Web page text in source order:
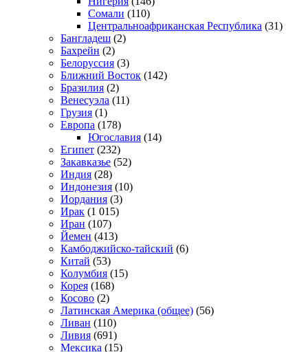
Сомали (110)
Центральноафриканская Республика (31)
Бангладеш (2)
Бахрейн (2)
Белоруссия (3)
Ближний Восток (142)
Бразилия (2)
Венесуэла (11)
Грузия (1)
Европа (178)
Югославия (14)
Египет (232)
Закавказье (52)
Индия (28)
Индонезия (10)
Иордания (3)
Ирак (1 015)
Иран (107)
Йемен (413)
Камбоджийско-тайский (6)
Китай (53)
Колумбия (15)
Корея (168)
Косово (2)
Латинская Америка (общее) (56)
Ливан (110)
Ливия (691)
Мексика (15)